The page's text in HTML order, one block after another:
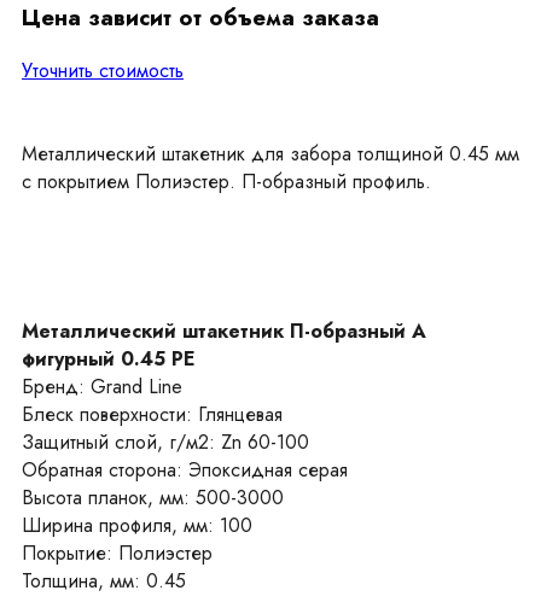
Цена зависит от объема заказа
Уточнить стоимость
Металлический штакетник для забора толщиной 0.45 мм
с покрытием Полиэстер. П-образный профиль.
Металлический штакетник П-образный А
фигурный 0.45 PE
Бренд: Grand Line
Блеск поверхности: Глянцевая
Защитный слой, г/м2: Zn 60-100
Обратная сторона: Эпоксидная серая
Высота планок, мм: 500-3000
Ширина профиля, мм: 100
Покрытие: Полиэстер
Толщина, мм: 0.45